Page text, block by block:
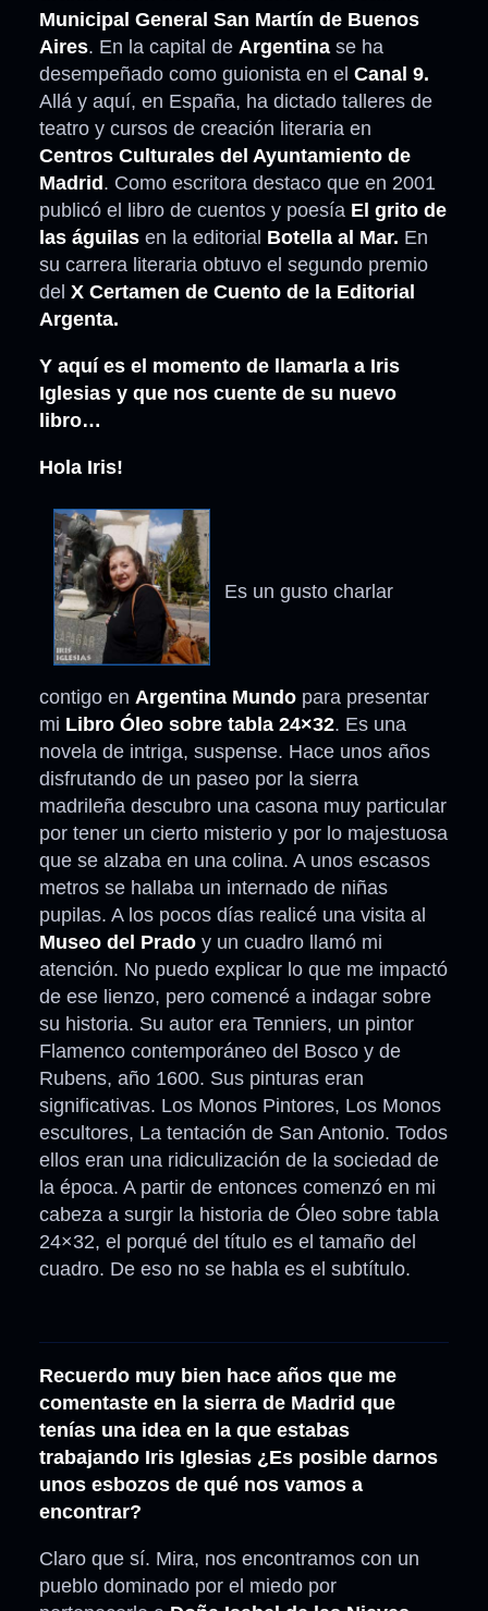
Municipal General San Martín de Buenos
Aires. En la capital de Argentina se ha
desempeñado como guionista en el Canal 9.
Allá y aquí, en España, ha dictado talleres de
teatro y cursos de creación literaria en
Centros Culturales del Ayuntamiento de
Madrid. Como escritora destaco que en 2001
publicó el libro de cuentos y poesía El grito de
las águilas en la editorial Botella al Mar. En
su carrera literaria obtuvo el segundo premio
del X Certamen de Cuento de la Editorial
Argenta.
Y aquí es el momento de llamarla a Iris
Iglesias y que nos cuente de su nuevo
libro…
Hola Iris!
Es un gusto charlar
contigo en Argentina Mundo para presentar
mi Libro Óleo sobre tabla 24×32. Es una
novela de intriga, suspense. Hace unos años
disfrutando de un paseo por la sierra
madrileña descubro una casona muy particular
por tener un cierto misterio y por lo majestuosa
que se alzaba en una colina. A unos escasos
metros se hallaba un internado de niñas
pupilas. A los pocos días realicé una visita al
Museo del Prado y un cuadro llamó mi
atención. No puedo explicar lo que me impactó
de ese lienzo, pero comencé a indagar sobre
su historia. Su autor era Tenniers, un pintor
Flamenco contemporáneo del Bosco y de
Rubens, año 1600. Sus pinturas eran
significativas. Los Monos Pintores, Los Monos
escultores, La tentación de San Antonio. Todos
ellos eran una ridiculización de la sociedad de
la época. A partir de entonces comenzó en mi
cabeza a surgir la historia de Óleo sobre tabla
24×32, el porqué del título es el tamaño del
cuadro. De eso no se habla es el subtítulo.
Recuerdo muy bien hace años que me
comentaste en la sierra de Madrid que
tenías una idea en la que estabas
trabajando Iris Iglesias ¿Es posible darnos
unos esbozos de qué nos vamos a
encontrar?
Claro que sí. Mira, nos encontramos con un
pueblo dominado por el miedo por